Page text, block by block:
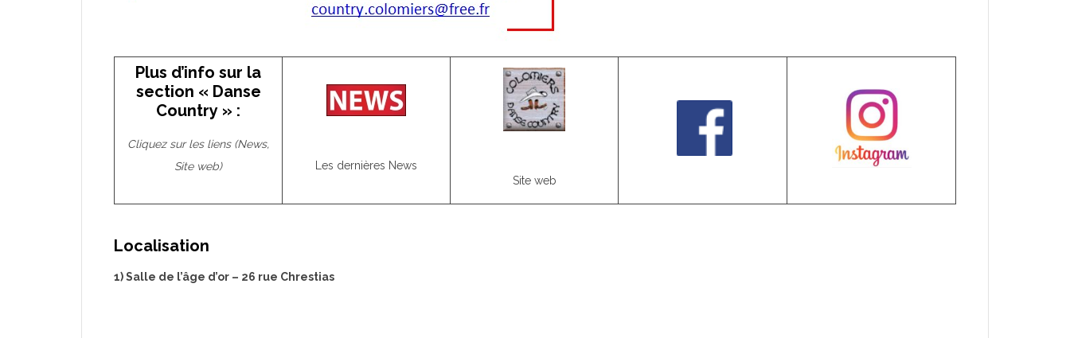
Plus d’info sur la
section « Danse
Country » :
Cliquez sur les liens (News,
Site web)
Les dernières News
Site web
Localisation
1) Salle de l’âge d’or – 26 rue Chrestias